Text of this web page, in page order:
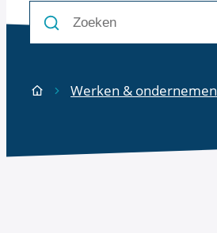
Zoeken
StartpaginaWerken & ondernemen